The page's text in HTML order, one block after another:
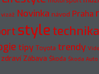
Novinka návod Praha
styletechnika
tipy Toyota trendy
zdraví Zábava Škoda Škoda Auto